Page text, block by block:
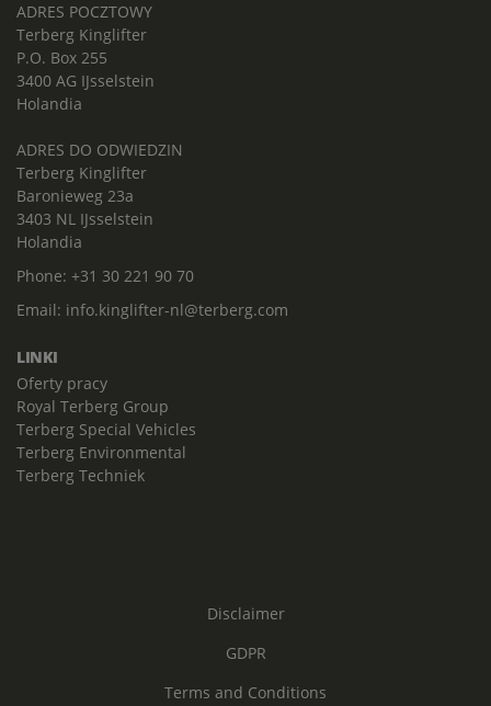
ADRES POCZTOWY
Terberg Kinglifter
P.O. Box 255
3400 AG IJsselstein
Holandia
ADRES DO ODWIEDZIN
Terberg Kinglifter
Baronieweg 23a
3403 NL IJsselstein
Holandia
Phone: +31 30 221 90 70
Email: info.kinglifter-nl@terberg.com
LINKI
Oferty pracy
Royal Terberg Group
Terberg Special Vehicles
Terberg Environmental
Terberg Techniek
Disclaimer
GDPR
Terms and Conditions